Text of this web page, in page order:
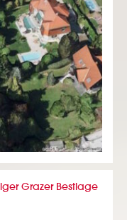
Grazer Bestlage